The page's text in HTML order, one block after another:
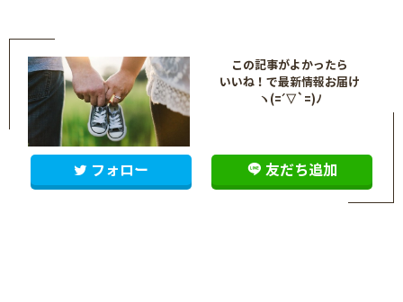
この記事がよかったら
いいね！で最新情報お届け
ヽ(=´▽`=)ﾉ
フォロー 友だち追加